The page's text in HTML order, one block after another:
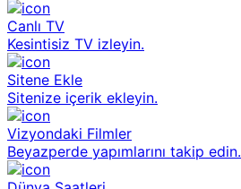
Canlı TV
Kesintisiz TV izleyin.
Sitene Ekle
Sitenize içerik ekleyin.
Vizyondaki Filmler
Beyazperde yapımlarını takip edin.